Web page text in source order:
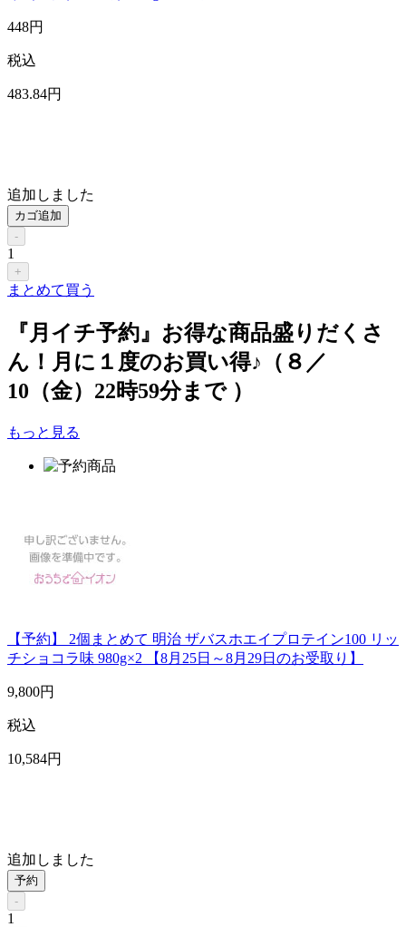
448円
税込
483.84円
追加しました
カゴ追加
-
1
+
まとめて買う
『月イチ予約』お得な商品盛りだくさ
ん！月に１度のお買い得♪（８／
10（金）22時59分まで ）
もっと見る
【予約】 2個まとめて 明治 ザバスホエイプロテイン100 リッ
チショコラ味 980g×2 【8月25日～8月29日のお受取り】
9,800円
税込
10,584円
追加しました
予約
-
1